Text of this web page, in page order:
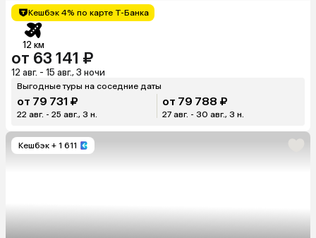
Кешбэк 4% по карте Т-Банка
12 км
от 63 141 ₽
12 авг. - 15 авг., 3 ночи
Выгодные туры на соседние даты
от 79 731 ₽
22 авг. - 25 авг., 3 н.
от 79 788 ₽
27 авг. - 30 авг., 3 н.
Кешбэк + 1 611